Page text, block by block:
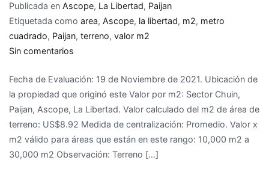
Publicada en Ascope, La Libertad, Paijan
Etiquetada como area, Ascope, la libertad, m2, metro
cuadrado, Paijan, terreno, valor m2
Sin comentarios
de
M2
de
terreno
en
Paijan,
Fecha de Evaluación: 19 de Noviembre de 2021. Ubicación de
la propiedad que originó este Valor por m2: Sector Chuin,
Paijan, Ascope, La Libertad. Valor calculado del m2 de área de
terreno: US$8.92 Medida de centralización: Promedio. Valor x
m2 válido para áreas que están en este rango: 10,000 m2 a
30,000 m2 Observación: Terreno […]